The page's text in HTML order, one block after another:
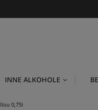
INNE ALKOHOLE
0,75l